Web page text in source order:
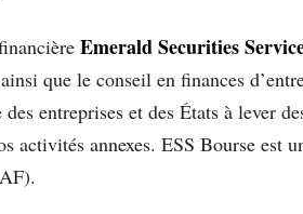
Emerald Securities
que le conseil en finances
entreprises et des États à lever
activités annexes. ESS Bourse est